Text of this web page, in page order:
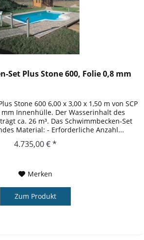
Set Plus Stone 600, Folie 0,8 mm
Stone 600 6,00 x 3,00 x 1,50 m von SCP
Innenhülle. Der Wasserinhalt des
ca. 26 m³. Das Schwimmbecken-Set
Material: - Erforderliche Anzahl...
4.735,00 € *
Merken
Zum Produkt